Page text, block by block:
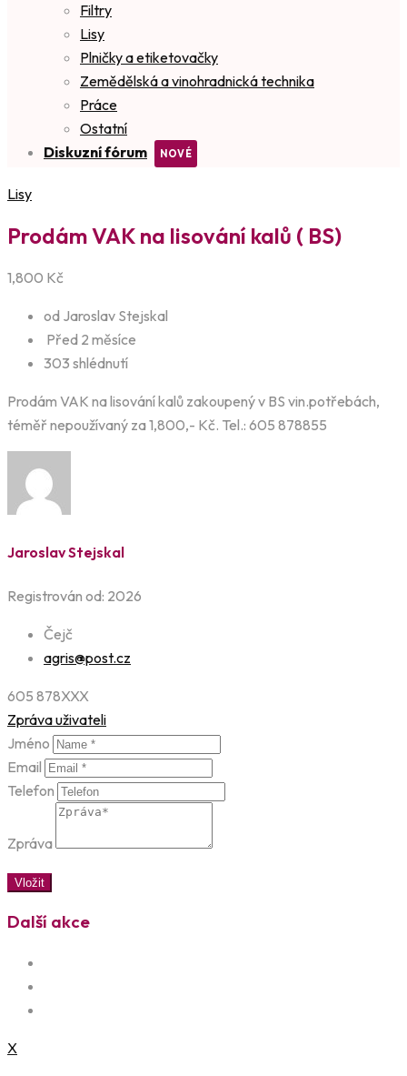
Filtry
Lisy
Plničky a etiketovačky
Zemědělská a vinohradnická technika
Práce
Ostatní
Diskuzní fórum
Lisy
Prodám VAK na lisování kalů ( BS)
1,800 Kč
od Jaroslav Stejskal
Před 2 měsíce
303 shlédnutí
Prodám VAK na lisování kalů zakoupený v BS vin.potřebách,
téměř nepoužívaný za 1,800,- Kč. Tel.: 605 878855
Jaroslav Stejskal
Registrován od: 2026
Čejč
agris@post.cz
605 878XXX
Zpráva uživateli
Jméno
Email
Telefon
Zpráva
Vložit
Další akce
X